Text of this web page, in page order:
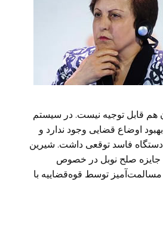
هم قابل توجیه نیست. در سیستم
اوضاع قضایی وجود ندارد و
دستگاه فاسد توقعی داشت. شیرین
جایزه صلح نوبل در خصوص
توسط قوه‌قضاییه با